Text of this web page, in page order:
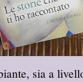
sia a